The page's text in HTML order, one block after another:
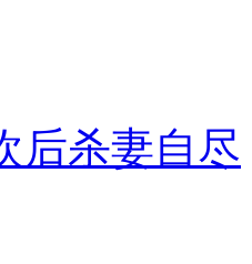
后杀妻自尽